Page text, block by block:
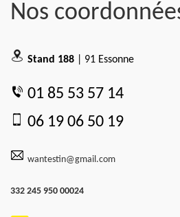
Nos
Stand 188 | 91 Essonne
01 85 53 57 14
06 19 06 50 19
wantestin@gmail.com
332 245 950 00024